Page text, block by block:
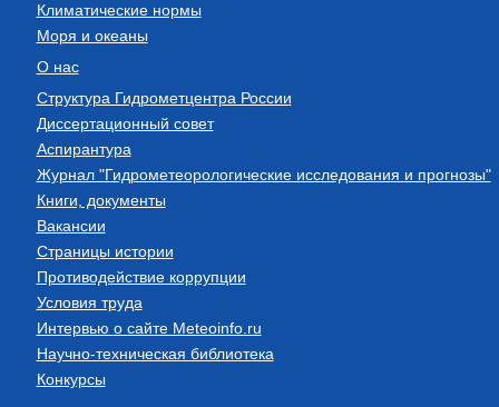
Климатические нормы
Моря и океаны
О нас
Структура Гидрометцентра России
Диссертационный совет
Аспирантура
Журнал "Гидрометеорологические исследования и прогнозы"
Книги, документы
Вакансии
Страницы истории
Противодействие коррупции
Условия труда
Интервью о сайте Meteoinfo.ru
Научно-техническая библиотека
Конкурсы